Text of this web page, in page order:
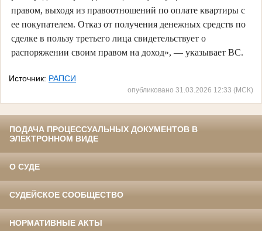
правом, выходя из правоотношений по оплате квартиры с
ее покупателем. Отказ от получения денежных средств по
сделке в пользу третьего лица свидетельствует о
распоряжении своим правом на доход», — указывает ВС.
Источник: РАПСИ
опубликовано 31.03.2026 12:33 (МСК)
ПОДАЧА ПРОЦЕССУАЛЬНЫХ ДОКУМЕНТОВ В
ЭЛЕКТРОННОМ ВИДЕ
О СУДЕ
СУДЕЙСКОЕ СООБЩЕСТВО
НОРМАТИВНЫЕ АКТЫ